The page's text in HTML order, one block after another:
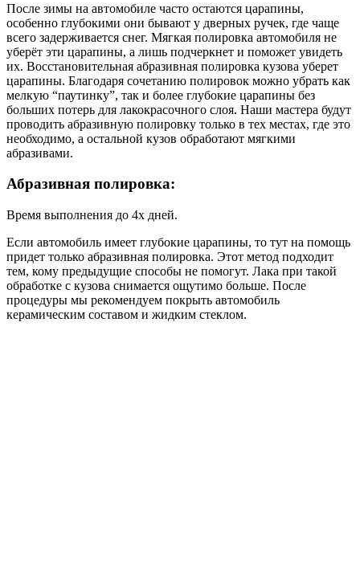
После зимы на автомобиле часто остаются царапины,
особенно глубокими они бывают у дверных ручек, где чаще
всего задерживается снег. Мягкая полировка автомобиля не
уберёт эти царапины, а лишь подчеркнет и поможет увидеть
их. Восстановительная абразивная полировка кузова уберет
царапины. Благодаря сочетанию полировок можно убрать как
мелкую “паутинку”, так и более глубокие царапины без
больших потерь для лакокрасочного слоя. Наши мастера будут
проводить абразивную полировку только в тех местах, где это
необходимо, а остальной кузов обработают мягкими
абразивами.
Абразивная полировка:
Время выполнения до 4х дней.
Если автомобиль имеет глубокие царапины, то тут на помощь
придет только абразивная полировка. Этот метод подходит
тем, кому предыдущие способы не помогут. Лака при такой
обработке с кузова снимается ощутимо больше. После
процедуры мы рекомендуем покрыть автомобиль
керамическим составом и жидким стеклом.